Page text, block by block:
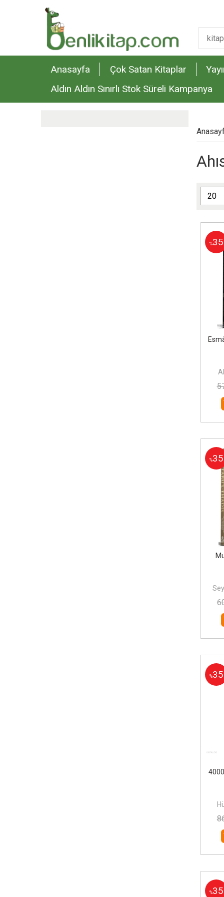
Anasayfa Çok Satan Kitaplar
Aldın Aldın Sınırlı Stok Süreli Kampanya
%35
%35
%35
%35